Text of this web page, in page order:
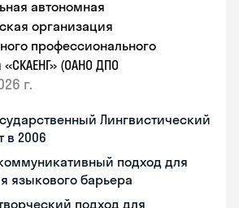
автономная
организация
профессионального
(ОАНО ДПО
г.
Лингвистический
в 2006
подход для
языкового барьера
подход для